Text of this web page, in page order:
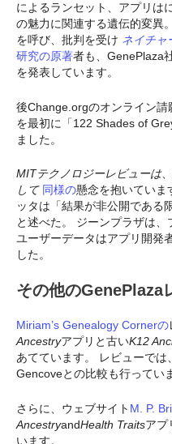
によるランセット、アプリは
の魅力に関連する遺伝的変異
を呼び、批判を受け ネイチャ
研究の原著者も、GenePlaza
を発表しています。
後Change.orgのオンライン
を最初に「122 Shades of
ました。
MITテクノロジーレビューは
して 同様の懸念を抱いていま
ッタは「結果が非公開である
と述べた。 ジーンプラザは、
ユーザーデータはアプリ開発
した。
その他のGenePlaza
Miriam’s Genealogy Cornerの
Ancestryアプリと古いK12
あてています。 レビューでは
Gencoveとの比較も行ってい
さらに、ウェブサイト M. P.
AncestryandHealth Traitsアプ
います。